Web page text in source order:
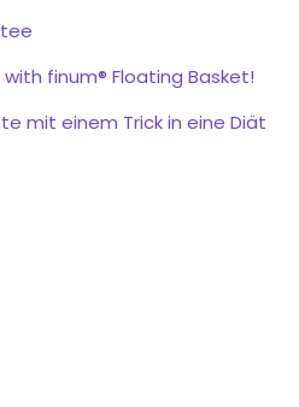
with finum® Floating Basket!
mit einem Trick in eine Diät